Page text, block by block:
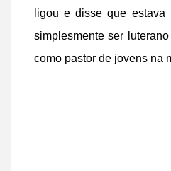
ligou e disse que
simplesmente ser
como pastor de jovens na